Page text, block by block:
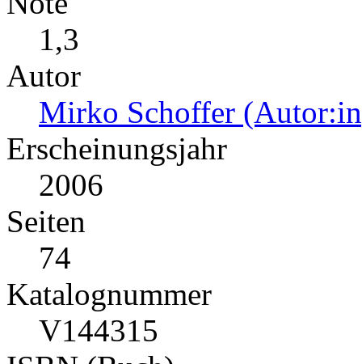
1,3
Autor
Mirko Schoffer
Erscheinungsjahr
2006
Seiten
74
Katalognummer
V144315